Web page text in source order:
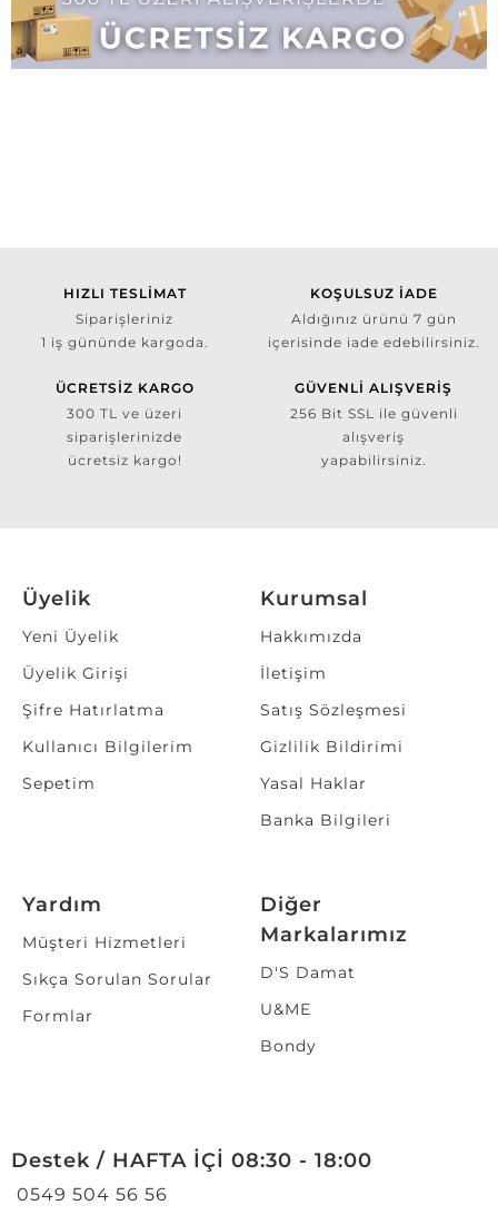
HIZLI TESLİMAT
Siparişleriniz
1 iş gününde kargoda.
KOŞULSUZ İADE
Aldığınız ürünü 7 gün
içerisinde iade edebilirsiniz.
ÜCRETSİZ KARGO
300 TL ve üzeri
siparişlerinizde
ücretsiz kargo!
GÜVENLİ ALIŞVERİŞ
256 Bit SSL ile güvenli
alışveriş
yapabilirsiniz.
Üyelik
Yeni Üyelik
Üyelik Girişi
Şifre Hatırlatma
Kullanıcı Bilgilerim
Sepetim
Kurumsal
Hakkımızda
İletişim
Satış Sözleşmesi
Gizlilik Bildirimi
Yasal Haklar
Banka Bilgileri
Yardım
Müşteri Hizmetleri
Sıkça Sorulan Sorular
Formlar
Diğer
Markalarımız
D'S Damat
U&ME
Bondy
Destek / HAFTA İÇİ 08:30 - 18:00
0549 504 56 56